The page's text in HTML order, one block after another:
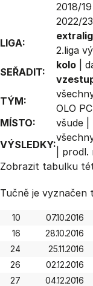
2018/19
2022/23
LIGA:
2.liga
SEŘADIT:
kolo
TÝM:
OLO
MÍSTO:
všude
VÝSLEDKY:
prodl.
Zobrazit tabulku
Tučně je vyznačen
10 07.10.2016
16
28.10.2016
24
25.11.2016
26
02.12.2016
27
04.12.2016